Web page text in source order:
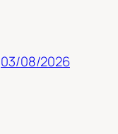
03/08/2026